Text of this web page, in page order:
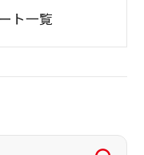
ト一覧